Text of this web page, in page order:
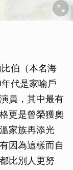
伯（本名海
代是家喻戶
員，其中最有
更是曾榮獲奧
家族再添光
因為這樣而自
比別人更努